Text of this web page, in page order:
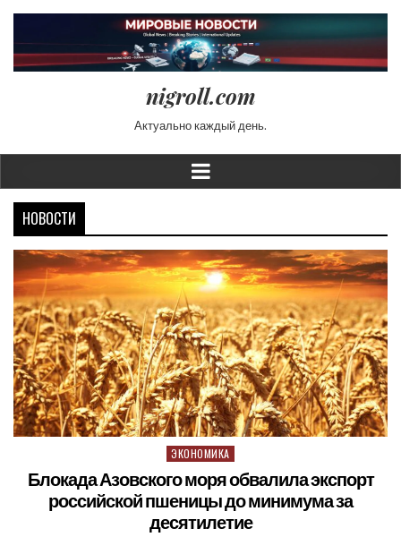
nigroll.com
Актуально каждый день.
НОВОСТИ
Posted in
ЭКОНОМИКА
Блокада Азовского моря обвалила экспорт
российской пшеницы до минимума за
десятилетие